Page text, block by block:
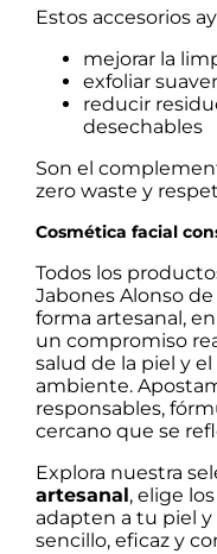
Estos accesorios
mejorar la
exfoliar
reducir
desechables
Son el
zero waste y
Cosmética facial
Todos los
Jabones Alonso
forma artesanal,
un compromiso
salud de la piel y
ambiente.
responsables,
cercano que se
Explora nuestra
artesanal, elige
adapten a tu piel
sencillo, eficaz y